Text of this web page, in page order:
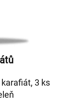
3 ks